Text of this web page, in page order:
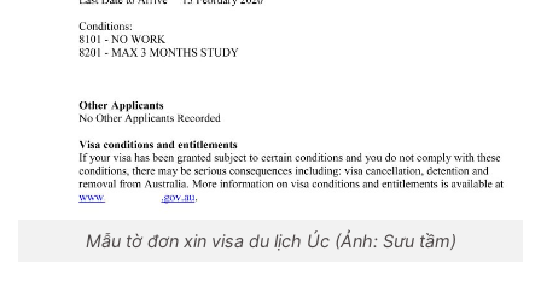
Mẫu tờ đơn xin visa du lịch Úc (Ảnh: Sưu tầm)